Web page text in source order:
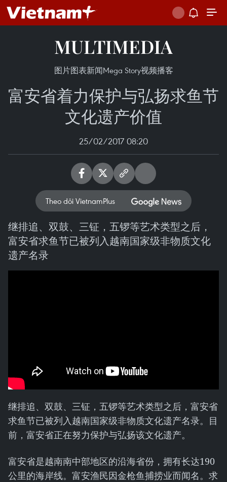
MULTIMEDIA
图片图表新闻Mega Story视频播客
富安省着力保护与弘扬求鱼节
文化遗产价值
25/02/2017 08:20
Theo dõi VietnamPlus
继排追、双鼓、三钲，五锣等艺术类型之后，
富安省求鱼节已被列入越南国家级非物质文化
遗产名录
继排追、双鼓、三钲，五锣等艺术类型之后，富安省
求鱼节已被列入越南国家级非物质文化遗产名录。目
前，富安省正在努力保护与弘扬该文化遗产。
富安省是越南南中部地区的沿海省份，拥有长达190
公里的海岸线。富安渔民因金枪鱼捕捞业而闻名。求